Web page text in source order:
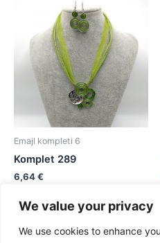
We value your privacy
We use cookies to enhance
Emajl kompleti 6
Komplet 289
6,64€
Dodaj u košaricu